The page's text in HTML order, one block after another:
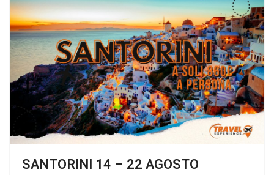
SANTORINI 14 – 22 AGOSTO